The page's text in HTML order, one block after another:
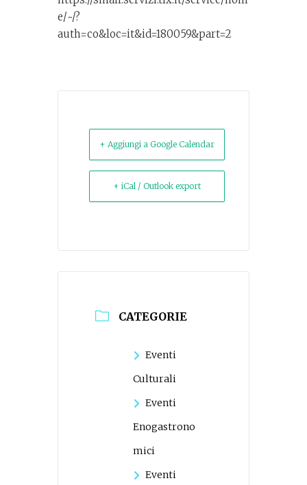
e/~/?
auth=co&loc=it&id=180059&part=2
+ Aggiungi a Google Calendar
+ iCal / Outlook export
CATEGORIE
Eventi
Culturali
Eventi
Enogastrono
mici
Eventi